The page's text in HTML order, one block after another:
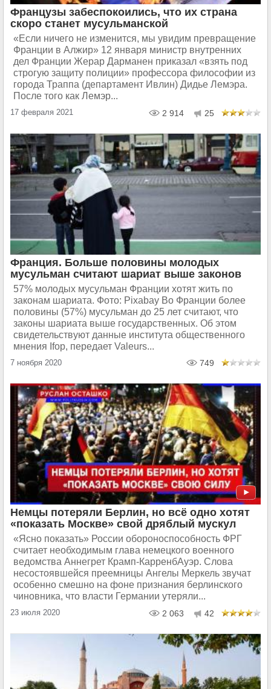
Французы забеспокоились, что их страна
скоро станет мусульманской
«Если ничего не изменится, мы увидим превращение
Франции в Алжир» 12 января министр внутренних
дел Франции Жерар Дарманен приказал «взять под
строгую защиту полиции» профессора философии из
города Траппа (департамент Ивлин) Дидье Лемэра.
После того как Лемэр...
17 февраля 2021 2 914 25
Франция. Больше половины молодых
мусульман считают шариат выше законов
57% молодых мусульман Франции хотят жить по
законам шариата. Фото: Pixabay Во Франции более
половины (57%) мусульман до 25 лет считают, что
законы шариата выше государственных. Об этом
свидетельствуют данные института общественного
мнения Ifop, передает Valeurs...
7 ноября 2020 749
Немцы потеряли Берлин, но всё одно хотят
«показать Москве» свой дряблый мускул
«Ясно показать» России обороноспособность ФРГ
считает необходимым глава немецкого военного
ведомства Аннегрет Крамп-КарренбАуэр. Слова
несостоявшейся преемницы Ангелы Меркель звучат
особенно смешно на фоне признания берлинского
чиновника, что власти Германии утеряли...
23 июля 2020 2 063 42